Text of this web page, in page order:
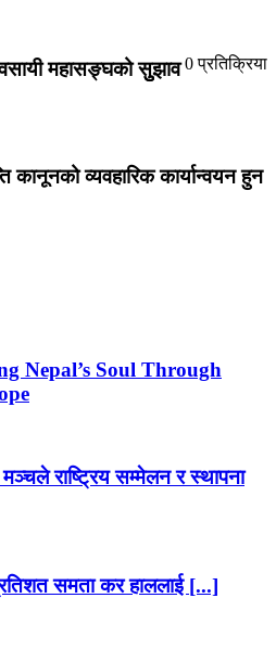
0 प्रतिक्रिया
महासङ्घको सुुझाव
कानूनको व्यवहारिक कार्यान्वयन हुन
Nepal’s Soul Through
राष्ट्रिय सम्मेलन र स्थापना
समता कर हाललाई [...]